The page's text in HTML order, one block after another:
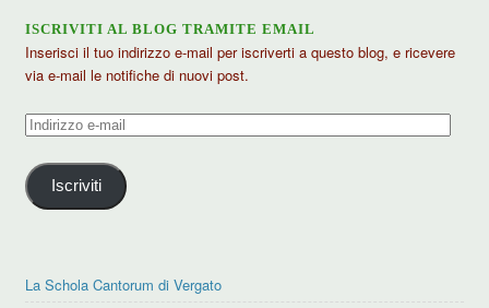
ISCRIVITI AL BLOG TRAMITE EMAIL
Inserisci il tuo indirizzo e-mail per iscriverti a questo blog, e ricevere
via e-mail le notifiche di nuovi post.
Indirizzo
mail
Iscriviti
La Schola Cantorum di Vergato